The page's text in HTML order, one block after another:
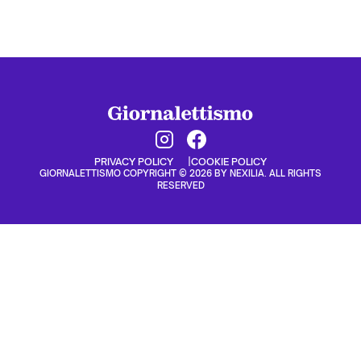
PRIVACY POLICY COOKIE POLICY
GIORNALETTISMO COPYRIGHT © 2026 BY NEXILIA. ALL RIGHTS
RESERVED